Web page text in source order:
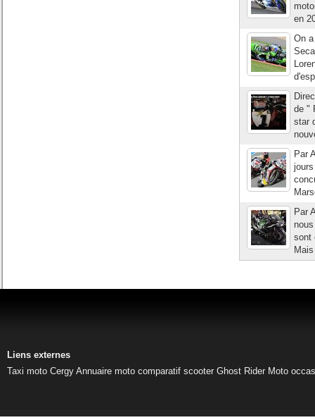
en
On
de "
star
Par
Par
sont
Liens externes
Taxi moto Cergy Annuaire moto comparatif scooter Ghost Rider Moto